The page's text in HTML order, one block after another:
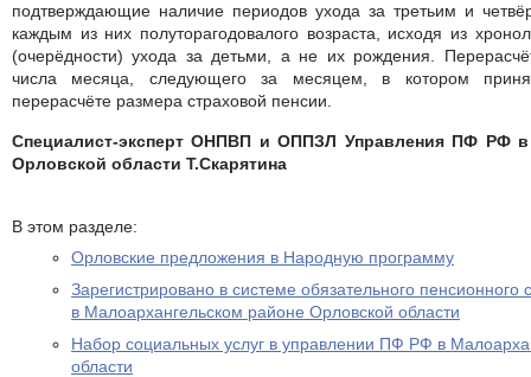
подтверждающие наличие периодов ухода за третьим и
каждым из них полуторагодовалого возраста, исходя из
(очерёдности) ухода за детьми, а не их рождения.
числа месяца, следующего за месяцем, в котором
перерасчёте размера страховой пенсии.
Специалист-эксперт ОНПВП и ОППЗЛ Управления ПФ РФ в
Орловской области Т.Скарятина
В этом разделе:
Орловские предложения в Народную программу
Зарегистрировано в системе обязательного
в Малоархангельском районе Орловской области
Набор социальных услуг в управлении ПФ РФ в
области